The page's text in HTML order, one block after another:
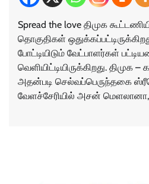
Spread the love திமுக
தொகுதிகள்
போட்டியிடும் வேட்பாளர்கள்
வெளியிட்டியிருக்கிறது. திமுக
அதன்படி செல்வப்பெருந்தகை
வேளச்சேரியில் அசன்